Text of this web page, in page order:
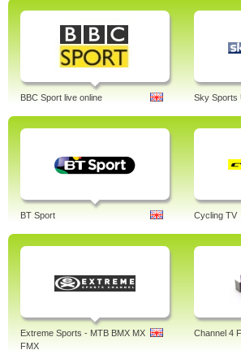
BBC Sport live online Sky Sports
BT Sport Cycling TV
Extreme Sports - MTB BMX MX
FMX
Channel 4